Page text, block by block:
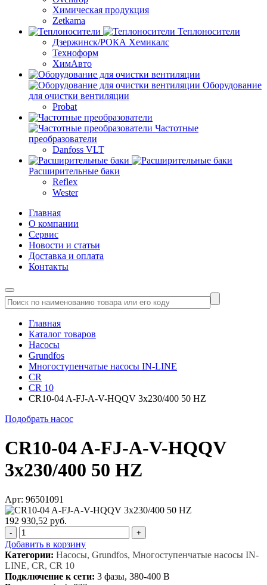
Химическая продукция
Zetkama
Теплоносители
Дзержинск/РОКА Хемикалс
Техноформ
ХимАвто
Оборудование
для очистки вентиляции
Probat
Частотные
преобразователи
Danfoss VLT
Расширительные баки
Reflex
Wester
Главная
О компании
Сервис
Новости и статьи
Доставка и оплата
Контакты
Главная
Каталог товаров
Насосы
Grundfos
Многоступенчатые насосы IN-LINE
CR
CR 10
CR10-04 A-FJ-A-V-HQQV 3x230/400 50 HZ
Подобрать насос
CR10-04 A-FJ-A-V-HQQV
3x230/400 50 HZ
Арт: 96501091
192 930,52 руб.
- +
Добавить в корзину
Категории: Насосы, Grundfos, Многоступенчатые насосы IN-
LINE, CR, CR 10
Подключение к сети: 3 фазы, 380-400 В